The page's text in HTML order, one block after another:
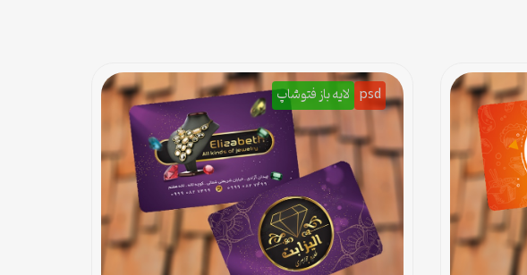
psd لایه باز فتوشاپ